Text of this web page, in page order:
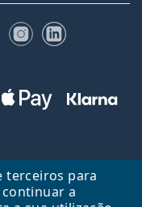
terceiros para
a
FacebookInstagram
LinkedIn